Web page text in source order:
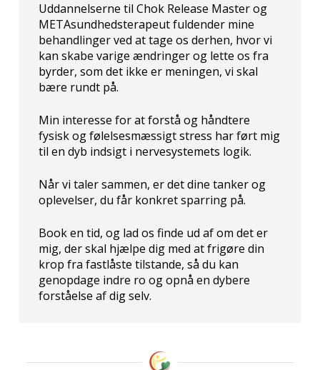
Uddannelserne til Chok Release Master og
METAsundhedsterapeut fuldender mine
behandlinger ved at tage os derhen, hvor vi
kan skabe varige ændringer og lette os fra
byrder, som det ikke er meningen, vi skal
bære rundt på.
Min interesse for at forstå og håndtere
fysisk og følelsesmæssigt stress har ført mig
til en dyb indsigt i nervesystemets logik.
Når vi taler sammen, er det dine tanker og
oplevelser, du får konkret sparring på.
Book en tid, og lad os finde ud af om det er
mig, der skal hjælpe dig med at frigøre din
krop fra fastlåste tilstande, så du kan
genopdage indre ro og opnå en dybere
forståelse af dig selv.